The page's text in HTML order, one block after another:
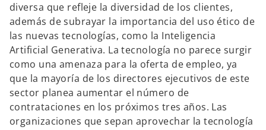
diversa que refleje la diversidad de los clientes,
además de subrayar la importancia del uso ético de
las nuevas tecnologías, como la Inteligencia
Artificial Generativa. La tecnología no parece surgir
como una amenaza para la oferta de empleo, ya
que la mayoría de los directores ejecutivos de este
sector planea aumentar el número de
contrataciones en los próximos tres años. Las
organizaciones que sepan aprovechar la tecnología